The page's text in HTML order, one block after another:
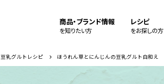
商品・ブランド情報
を知りたい方
レシピ
をお探しの方
豆乳グルトレシピ ほうれん草とにんじんの豆乳グルト白和え